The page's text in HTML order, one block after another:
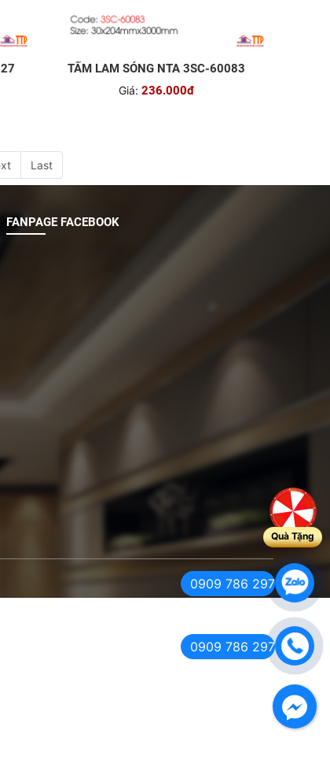
TẤM LAM SÓNG NTA 3SC-60083
Giá: 236.000đ
Last
FANPAGE FACEBOOK
Quà Tặng
0909 786 297
0909 786 297